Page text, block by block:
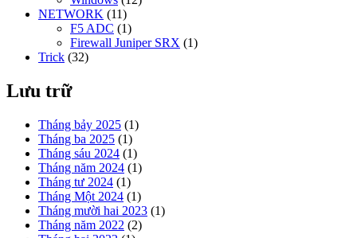
NETWORK (11)
F5 ADC (1)
Firewall Juniper SRX (1)
Trick (32)
Lưu trữ
Tháng bảy 2025 (1)
Tháng ba 2025 (1)
Tháng sáu 2024 (1)
Tháng năm 2024 (1)
Tháng tư 2024 (1)
Tháng Một 2024 (1)
Tháng mười hai 2023 (1)
Tháng năm 2022 (2)